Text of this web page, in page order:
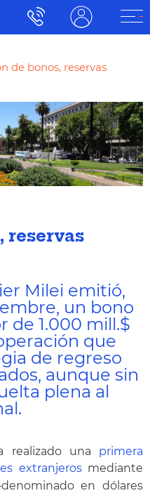
de bonos, reservas
reservas
Milei emitió,
un bono
de 1.000 mill.$
que
de regreso
aunque sin
plena al
realizado una primera
extranjeros mediante
en dólares